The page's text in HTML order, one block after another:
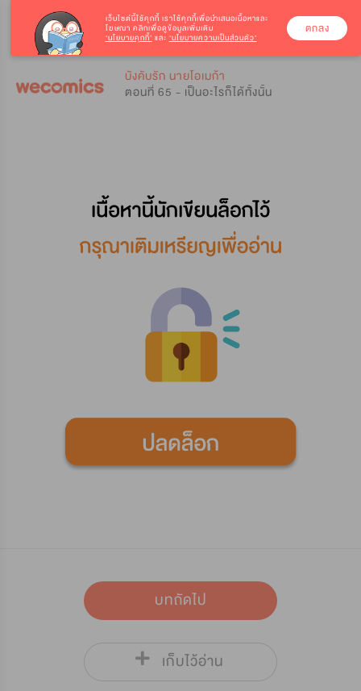
บังคับรัก นายโอเมก้า
ตอนที่ 65 - เป็นอะไรก็ได้ทั้งนั้น
บทถัดไป
เก็บไว้อ่าน
เว็บไซต์นี้ใช้คุกกี้ เราใช้คุกกี้เพื่อนำเสนอเนื้อหาและ
โฆษณา คลิกเพื่อดูข้อมูลเพิ่มเติม
‘นโยบายคุกกี้’ และ ‘นโยบายความเป็นส่วนตัว’
ตกลง